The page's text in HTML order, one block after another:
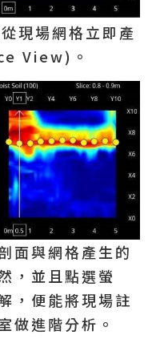
現場網格立即產
View)。
面與網格產生的
，並且點選螢
，便能將現場註
做進階分析。